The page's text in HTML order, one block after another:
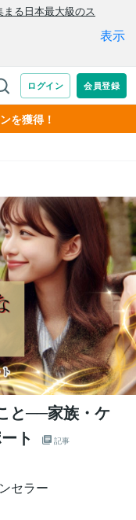
を獲得！
と──家族・ケ
ト
記事
セラー